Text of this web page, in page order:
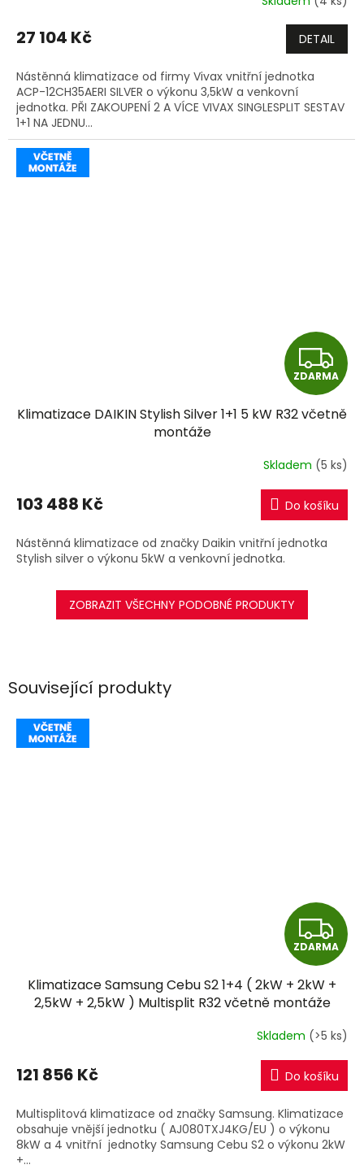
Související produkty
Z
D
A
R
M
A
ZDARMA
Klimatizace Samsung Cebu S2 1+4 ( 2kW + 2kW +
2,5kW + 2,5kW ) Multisplit R32 včetně montáže
Skladem (>5 ks)
121 856 Kč Do košíku
Multisplitová klimatizace od značky Samsung. Klimatizace
obsahuje vnější jednotku ( AJ080TXJ4KG/EU ) o výkonu
8kW a 4 vnitřní jednotky Samsung Cebu S2 o výkonu 2kW
+...
M
A
27 104 Kč DETAIL
Nástěnná klimatizace od firmy Vivax vnitřní jednotka
ACP-12CH35AERI SILVER o výkonu 3,5kW a venkovní
jednotka. PŘI ZAKOUPENÍ 2 A VÍCE VIVAX SINGLESPLIT SESTAV
1+1 NA JEDNU...
Z
D
A
R
M
A
ZDARMA
Klimatizace DAIKIN Stylish Silver 1+1 5 kW R32 včetně
montáže
Skladem (5 ks)
103 488 Kč Do košíku
Nástěnná klimatizace od značky Daikin vnitřní jednotka
Stylish silver o výkonu 5kW a venkovní jednotka.
ZOBRAZIT VŠECHNY PODOBNÉ PRODUKTY